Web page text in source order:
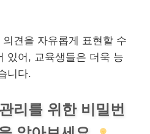
견을 자유롭게 표현할 수
있어, 교육생들은 더욱 능
니다.
리를 위한 비밀번